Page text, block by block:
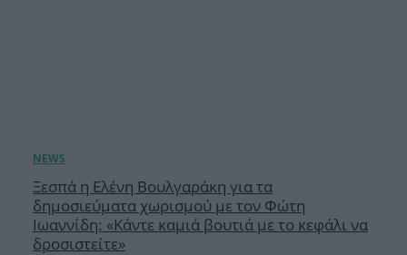
Ξεσπά η Ελένη Βουλγαράκη για τα
δημοσιεύματα χωρισμού με τον Φώτη
Ιωαννίδη: «Κάντε καμιά βουτιά με το κεφάλι να
δροσιστείτε»